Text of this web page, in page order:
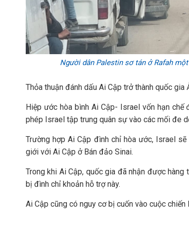
Người dân Palestin sơ tán ở Rafah
Thỏa thuận đánh dấu Ai Cập trở thành quốc
Hiệp ước hòa bình Ai Cập- Israel vốn hạn
phép Israel tập trung quân sự vào các mối đe
Trường hợp Ai Cập đình chỉ hòa ước, Israel
giới với Ai Cập ở Bán đảo Sinai.
Trong khi Ai Cập, quốc gia đã nhận được
bị đình chỉ khoản hỗ trợ này.
Ai Cập cũng có nguy cơ bị cuốn vào cuộc